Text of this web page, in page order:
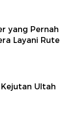
yang Pernah
Layani Rute
Kejutan Ultah